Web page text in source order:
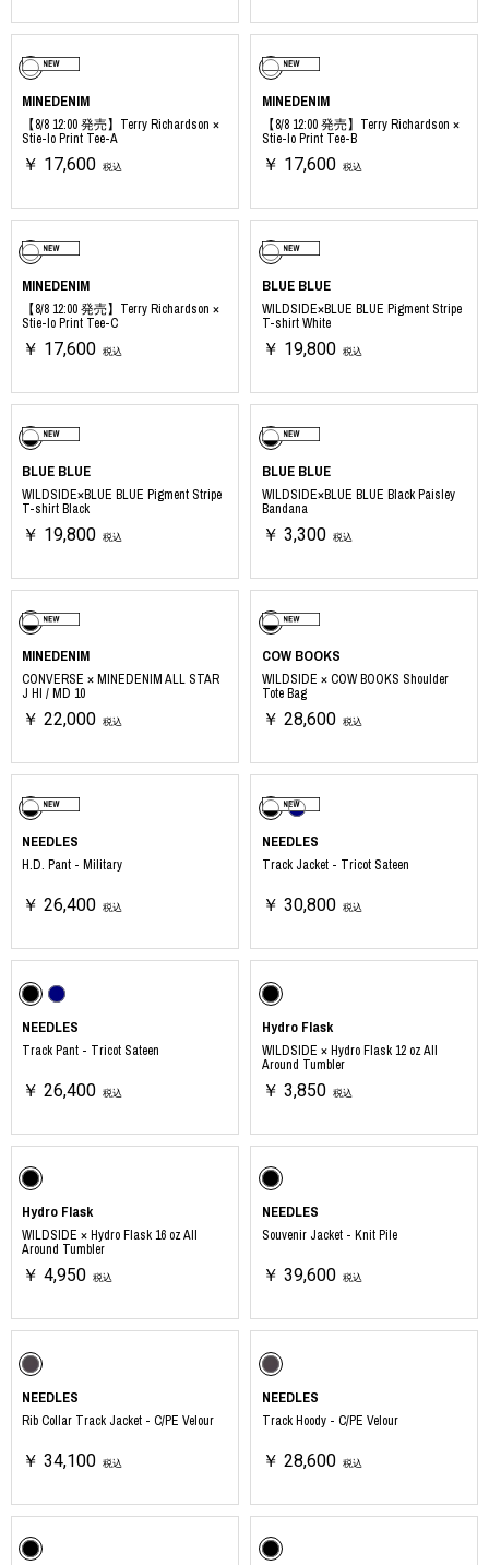
MINEDENIM
【8/8 12:00 発売】Terry Richardson ×
Stie-lo Print Tee-A
￥ 17,600 税込
MINEDENIM
【8/8 12:00 発売】Terry Richardson ×
Stie-lo Print Tee-B
￥ 17,600 税込
MINEDENIM
【8/8 12:00 発売】Terry Richardson ×
Stie-lo Print Tee-C
￥ 17,600 税込
BLUE BLUE
WILDSIDE×BLUE BLUE Pigment Stripe
T-shirt White
￥ 19,800 税込
BLUE BLUE
WILDSIDE×BLUE BLUE Pigment Stripe
T-shirt Black
￥ 19,800 税込
BLUE BLUE
WILDSIDE×BLUE BLUE Black Paisley
Bandana
￥ 3,300 税込
MINEDENIM
CONVERSE × MINEDENIM ALL STAR
J HI / MD 10
￥ 22,000 税込
COW BOOKS
WILDSIDE × COW BOOKS Shoulder
Tote Bag
￥ 28,600 税込
NEEDLES
H.D. Pant - Military
￥ 26,400 税込
NEEDLES
Track Jacket - Tricot Sateen
￥ 30,800 税込
NEEDLES
Track Pant - Tricot Sateen
￥ 26,400 税込
Hydro Flask
WILDSIDE × Hydro Flask 12 oz All
Around Tumbler
￥ 3,850 税込
Hydro Flask
WILDSIDE × Hydro Flask 16 oz All
Around Tumbler
￥ 4,950 税込
NEEDLES
Souvenir Jacket - Knit Pile
￥ 39,600 税込
NEEDLES
Rib Collar Track Jacket - C/PE Velour
￥ 34,100 税込
NEEDLES
Track Hoody - C/PE Velour
￥ 28,600 税込